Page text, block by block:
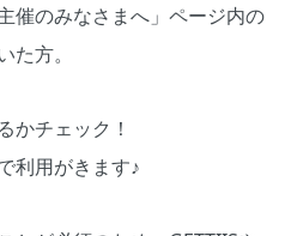
催のみなさまへ」ページ内の
方。
かチェック！
利用がきます♪